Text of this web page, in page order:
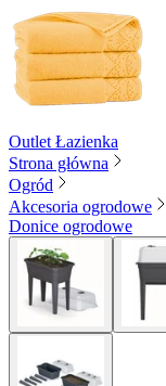
Outlet Łazienka
Strona główna
Ogród
Akcesoria ogrodowe
Donice ogrodowe